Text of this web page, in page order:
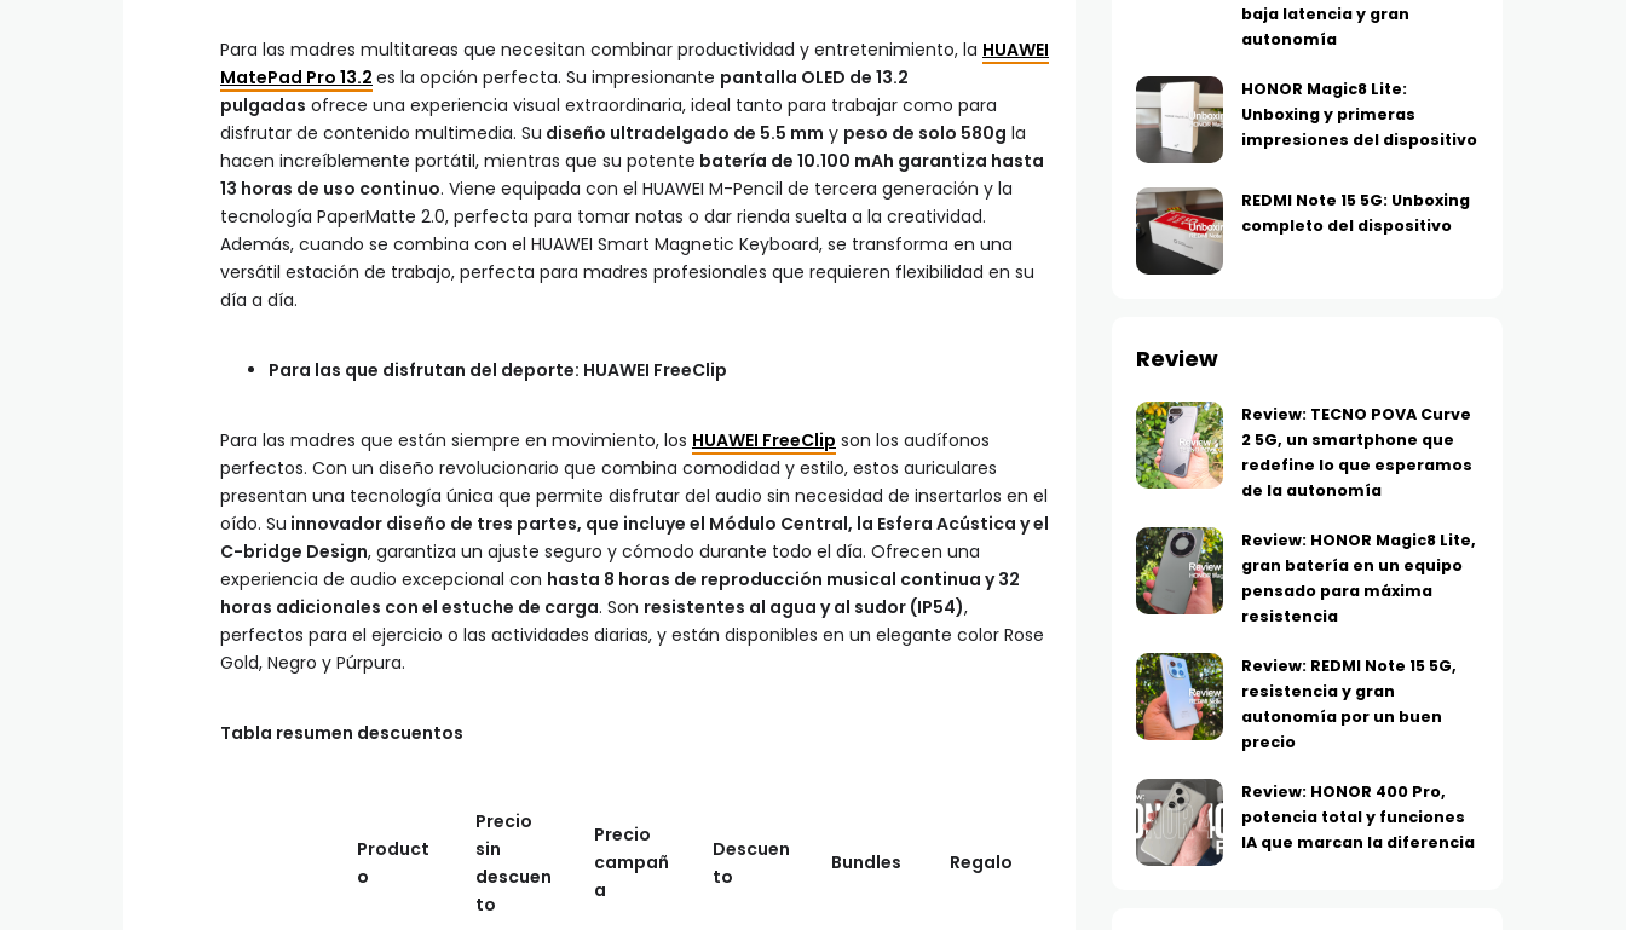
Para las madres multitareas que necesitan combinar productividad y entretenimiento, la HUAWEI
MatePad Pro 13.2 es la opción perfecta. Su impresionante pantalla OLED de 13.2
pulgadas ofrece una experiencia visual extraordinaria, ideal tanto para trabajar como para
disfrutar de contenido multimedia. Su diseño ultradelgado de 5.5 mm y peso de solo 580g la
hacen increíblemente portátil, mientras que su potente batería de 10.100 mAh garantiza hasta
13 horas de uso continuo. Viene equipada con el HUAWEI M-Pencil de tercera generación y la
tecnología PaperMatte 2.0, perfecta para tomar notas o dar rienda suelta a la creatividad.
Además, cuando se combina con el HUAWEI Smart Magnetic Keyboard, se transforma en una
versátil estación de trabajo, perfecta para madres profesionales que requieren flexibilidad en su
día a día.
Para las que disfrutan del deporte: HUAWEI FreeClip
Para las madres que están siempre en movimiento, los HUAWEI FreeClip son los audífonos
perfectos. Con un diseño revolucionario que combina comodidad y estilo, estos auriculares
presentan una tecnología única que permite disfrutar del audio sin necesidad de insertarlos en el
oído. Su innovador diseño de tres partes, que incluye el Módulo Central, la Esfera Acústica y el
C-bridge Design, garantiza un ajuste seguro y cómodo durante todo el día. Ofrecen una
experiencia de audio excepcional con hasta 8 horas de reproducción musical continua y 32
horas adicionales con el estuche de carga. Son resistentes al agua y al sudor (IP54),
perfectos para el ejercicio o las actividades diarias, y están disponibles en un elegante color Rose
Gold, Negro y Púrpura.
Tabla resumen descuentos
Product
o
Precio
sin
descuen
to
Precio
campañ
a
Descuen
to
Bundles Regalo
baja latencia y gran
autonomía
HONOR Magic8 Lite:
Unboxing y primeras
impresiones del dispositivo
REDMI Note 15 5G: Unboxing
completo del dispositivo
Review
Review: TECNO POVA Curve
2 5G, un smartphone que
redefine lo que esperamos
de la autonomía
Review: HONOR Magic8 Lite,
gran batería en un equipo
pensado para máxima
resistencia
Review: REDMI Note 15 5G,
resistencia y gran
autonomía por un buen
precio
Review: HONOR 400 Pro,
potencia total y funciones
IA que marcan la diferencia